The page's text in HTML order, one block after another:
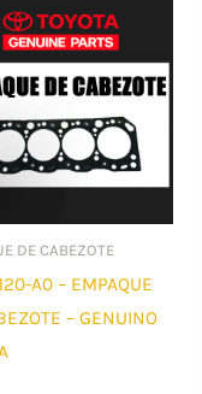
DE CABEZOTE
A0 – EMPAQUE
– GENUINO